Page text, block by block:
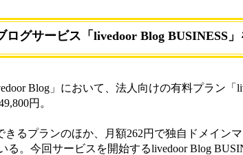
ログサービス「livedoor Blog BUSINESS
Blog」において、法人向けの有料プラン「
円。
るプランのほか、月額262円で独自ドメイン
る。今回サービスを開始するlivedoor Blog